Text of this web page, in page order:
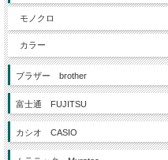
モノクロ
カラー
ブラザー brother
富士通 FUJITSU
カシオ CASIO